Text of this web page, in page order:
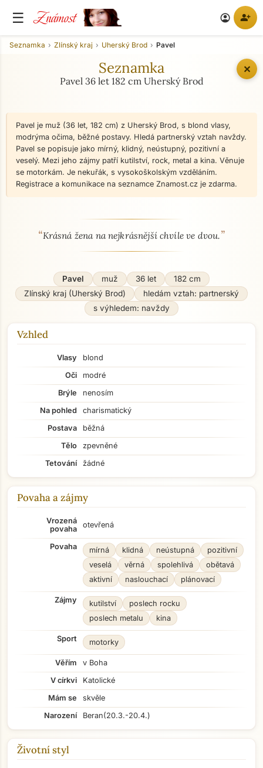
☰ Známost account_circle person_add
✕
Seznamka Zlínský kraj Uherský Brod Pavel
Seznamka
Pavel 36 let 182 cm Uherský Brod
Pavel je muž (36 let, 182 cm) z Uherský Brod, s blond vlasy,
modrýma očima, běžné postavy. Hledá partnerský vztah navždy.
Pavel se popisuje jako mírný, klidný, neústupný, pozitivní a
veselý. Mezi jeho zájmy patří kutilství, rock, metal a kina. Věnuje
se motorkám. Je nekuřák, s vysokoškolským vzděláním.
Registrace a komunikace na seznamce Znamost.cz je zdarma.
O mně - seznamka profil
“Krásná žena na nejkrásnější chvíle ve dvou.”
Pavel muž 36 let
182 cm
Zlínský kraj (Uherský Brod)
hledám vztah: partnerský
s výhledem: navždy
Vzhled
Vlasy
blond
Oči
modré
Brýle
nenosím
Na pohled
charismatický
Postava
běžná
Tělo
zpevněné
Tetování
žádné
Povaha a zájmy
Vrozená
povaha
otevřená
Povaha mírná klidná neústupná
pozitivní
veselá
věrná spolehlivá
obětavá
aktivní
naslouchací plánovací
Zájmy kutilství
poslech rocku
poslech metalu
kina
Sport motorky
Věřím
v Boha
V církvi
Katolické
Mám se
skvěle
Narození
Beran(20.3.-20.4.)
Životní styl